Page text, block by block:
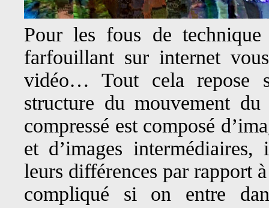
Pour les fous de
farfouillant sur internet
vidéo… Tout cela repose
structure du mouvement
compressé est composé
et d’images
leurs différences par rapport
compliqué si on entre